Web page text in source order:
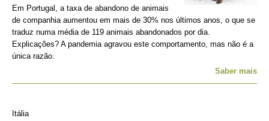
Em Portugal, a taxa de abandono de animais
de companhia aumentou em mais de 30% nos últimos anos, o que se
traduz numa média de 119 animais abandonados por dia.
Explicações? A pandemia agravou este comportamento, mas não é a
única razão.
Saber mais
Itália